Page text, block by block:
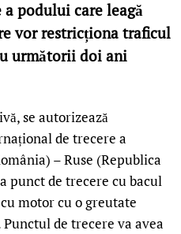
podului care leagă
vor restricționa traficul
următorii doi ani
se autorizează
de trecere a
– Ruse (Republica
punct de trecere cu bacul
motor cu o greutate
de trecere va avea